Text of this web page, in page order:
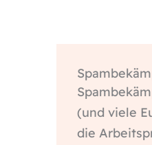
(und viele
die